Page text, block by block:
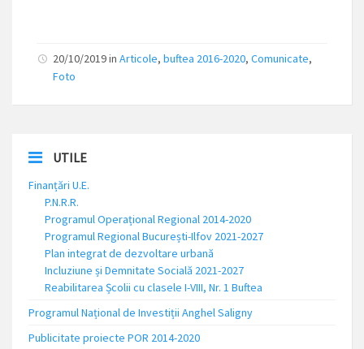
20/10/2019in Articole, buftea 2016-2020, Comunicate,
Foto
UTILE
Finanțări U.E.
P.N.R.R.
Programul Operațional Regional 2014-2020
Programul Regional București-Ilfov 2021-2027
Plan integrat de dezvoltare urbană
Incluziune și Demnitate Socială 2021-2027
Reabilitarea Școlii cu clasele I-VIII, Nr. 1 Buftea
Programul Național de Investiții Anghel Saligny
Publicitate proiecte POR 2014-2020